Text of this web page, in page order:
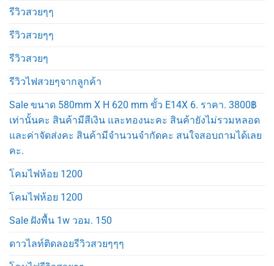
รีวิวสวยๆๆ
รีวิวสวยๆๆ
รีวิวสวยๆ
รีวิวไฟสวยๆจากลูกค้า
Sale ขนาด 580mm X H 620 mm ขั้ว E14X 6. ราคา. 3800฿
เท่านั้นคะ สินค้ามีสีเงิน และทองนะคะ สินค้ายังไม่รวมหลอด
และค่าจัดส่งคะ สินค้ามีจำนวนจำกัดคะ สนใจสอบถามได้เลย
คะ.
โคมไฟห้อย 1200
โคมไฟห้อย 1200
Sale ฝังพื้น 1w วอม. 150
ดาวไลท์ติดลอยรีวิวสวยๆๆๆ